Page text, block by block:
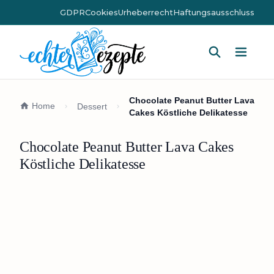
GDPRCookiesUrheberrechtHaftungsausschluss
Home Dessert
Chocolate Peanut Butter Lava
Cakes Köstliche Delikatesse
Chocolate Peanut Butter Lava Cakes
Köstliche Delikatesse